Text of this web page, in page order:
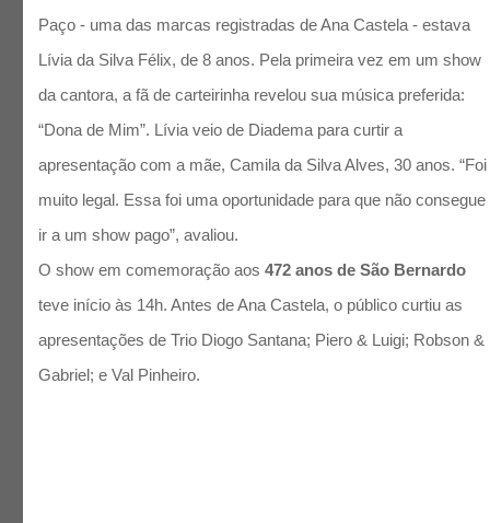
Paço - uma das marcas registradas de Ana Castela - estava
Lívia da Silva Félix, de 8 anos. Pela primeira vez em um show
da cantora, a fã de carteirinha revelou sua música preferida:
“Dona de Mim”. Lívia veio de Diadema para curtir a
apresentação com a mãe, Camila da Silva Alves, 30 anos. “Foi
muito legal. Essa foi uma oportunidade para que não consegue
ir a um show pago”, avaliou.
O show em comemoração aos472 anos de São Bernardo
teve início às 14h. Antes de Ana Castela, o público curtiu as
apresentações de Trio Diogo Santana; Piero & Luigi; Robson &
Gabriel; e Val Pinheiro.